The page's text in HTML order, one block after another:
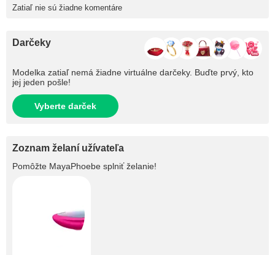
Zatiaľ nie sú žiadne komentáre
Darčeky
Modelka zatiaľ nemá žiadne virtuálne darčeky. Buďte prvý, kto
jej jeden pošle!
Vyberte darček
Zoznam želaní užívateľa
Pomôžte MayaPhoebe splniť želanie!